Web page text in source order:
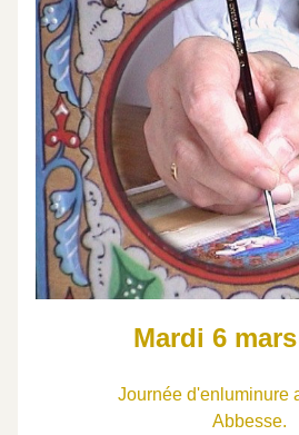
Mardi 6
Journée d'enluminure
Abbesse.